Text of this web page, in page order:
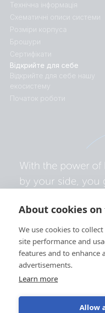
About cookies
We use cookies to
site performance and
features and to enhance
advertisements.
Learn more
Allow
Відкрийте для себе
Відкрийте для себе нашу
екосистему
Початок роботи
Технічна інформація
Схематичні описи системи
Розміри корпуса
Брошури
Сертифікати